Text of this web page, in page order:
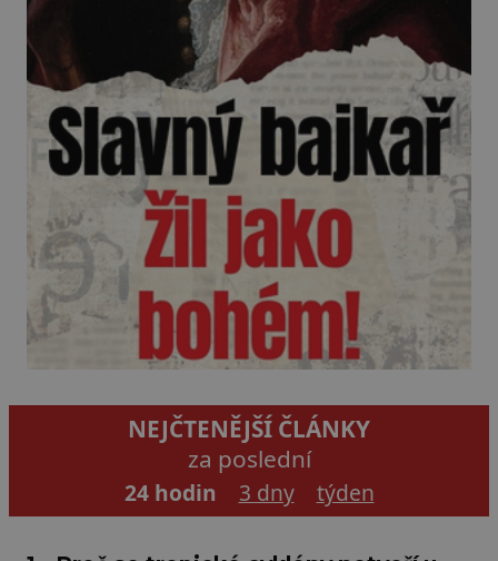
NEJČTENĚJŠÍ ČLÁNKY
za poslední
24 hodin 3 dny týden